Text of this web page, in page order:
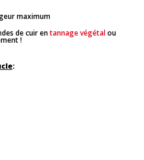
maximum
de cuir entannage végétalou
!
: